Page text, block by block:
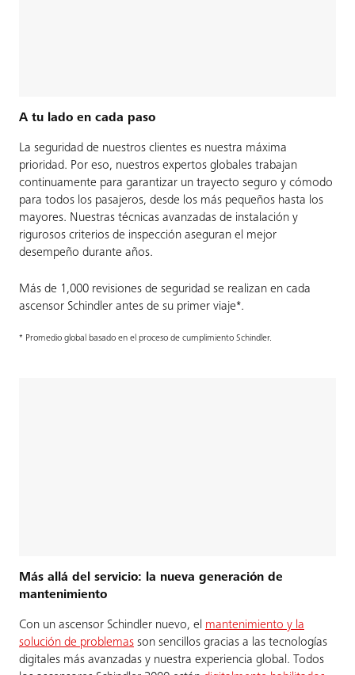
A tu lado en cada paso
La seguridad de nuestros clientes es nuestra máxima
prioridad. Por eso, nuestros expertos globales trabajan
continuamente para garantizar un trayecto seguro y cómodo
para todos los pasajeros, desde los más pequeños hasta los
mayores. Nuestras técnicas avanzadas de instalación y
rigurosos criterios de inspección aseguran el mejor
desempeño durante años.
Más de 1,000 revisiones de seguridad se realizan en cada
ascensor Schindler antes de su primer viaje*.
* Promedio global basado en el proceso de cumplimiento Schindler.
Más allá del servicio: la nueva generación de
mantenimiento
Con un ascensor Schindler nuevo, el mantenimiento y la
solución de problemas son sencillos gracias a las tecnologías
digitales más avanzadas y nuestra experiencia global. Todos